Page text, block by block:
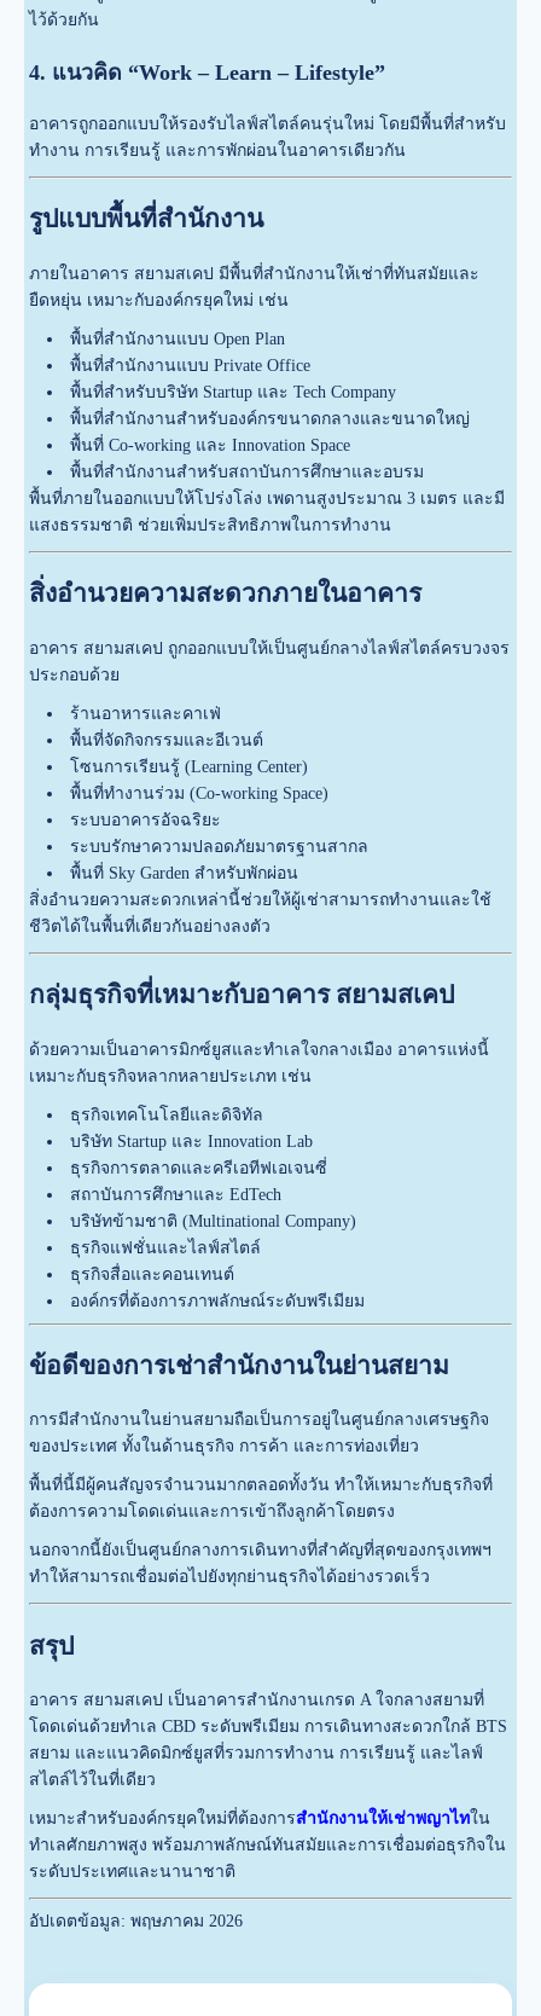
ไว้ด้วยกัน
4. แนวคิด “Work – Learn – Lifestyle”
อาคารถูกออกแบบให้รองรับไลฟ์สไตล์คนรุ่นใหม่ โดยมีพื้นที่สำหรับ
ทำงาน การเรียนรู้ และการพักผ่อนในอาคารเดียวกัน
รูปแบบพื้นที่สำนักงาน
ภายในอาคาร สยามสเคป มีพื้นที่สำนักงานให้เช่าที่ทันสมัยและ
ยืดหยุ่น เหมาะกับองค์กรยุคใหม่ เช่น
พื้นที่สำนักงานแบบ Open Plan
พื้นที่สำนักงานแบบ Private Office
พื้นที่สำหรับบริษัท Startup และ Tech Company
พื้นที่สำนักงานสำหรับองค์กรขนาดกลางและขนาดใหญ่
พื้นที่ Co-working และ Innovation Space
พื้นที่สำนักงานสำหรับสถาบันการศึกษาและอบรม
พื้นที่ภายในออกแบบให้โปร่งโล่ง เพดานสูงประมาณ 3 เมตร และมี
แสงธรรมชาติ ช่วยเพิ่มประสิทธิภาพในการทำงาน
สิ่งอำนวยความสะดวกภายในอาคาร
อาคาร สยามสเคป ถูกออกแบบให้เป็นศูนย์กลางไลฟ์สไตล์ครบวงจร
ประกอบด้วย
ร้านอาหารและคาเฟ่
พื้นที่จัดกิจกรรมและอีเวนต์
โซนการเรียนรู้ (Learning Center)
พื้นที่ทำงานร่วม (Co-working Space)
ระบบอาคารอัจฉริยะ
ระบบรักษาความปลอดภัยมาตรฐานสากล
พื้นที่ Sky Garden สำหรับพักผ่อน
สิ่งอำนวยความสะดวกเหล่านี้ช่วยให้ผู้เช่าสามารถทำงานและใช้
ชีวิตได้ในพื้นที่เดียวกันอย่างลงตัว
กลุ่มธุรกิจที่เหมาะกับอาคาร สยามสเคป
ด้วยความเป็นอาคารมิกซ์ยูสและทำเลใจกลางเมือง อาคารแห่งนี้
เหมาะกับธุรกิจหลากหลายประเภท เช่น
ธุรกิจเทคโนโลยีและดิจิทัล
บริษัท Startup และ Innovation Lab
ธุรกิจการตลาดและครีเอทีฟเอเจนซี่
สถาบันการศึกษาและ EdTech
บริษัทข้ามชาติ (Multinational Company)
ธุรกิจแฟชั่นและไลฟ์สไตล์
ธุรกิจสื่อและคอนเทนต์
องค์กรที่ต้องการภาพลักษณ์ระดับพรีเมียม
ข้อดีของการเช่าสำนักงานในย่านสยาม
การมีสำนักงานในย่านสยามถือเป็นการอยู่ในศูนย์กลางเศรษฐกิจ
ของประเทศ ทั้งในด้านธุรกิจ การค้า และการท่องเที่ยว
พื้นที่นี้มีผู้คนสัญจรจำนวนมากตลอดทั้งวัน ทำให้เหมาะกับธุรกิจที่
ต้องการความโดดเด่นและการเข้าถึงลูกค้าโดยตรง
นอกจากนี้ยังเป็นศูนย์กลางการเดินทางที่สำคัญที่สุดของกรุงเทพฯ
ทำให้สามารถเชื่อมต่อไปยังทุกย่านธุรกิจได้อย่างรวดเร็ว
สรุป
อาคาร สยามสเคป เป็นอาคารสำนักงานเกรด A ใจกลางสยามที่
โดดเด่นด้วยทำเล CBD ระดับพรีเมียม การเดินทางสะดวกใกล้ BTS
สยาม และแนวคิดมิกซ์ยูสที่รวมการทำงาน การเรียนรู้ และไลฟ์
สไตล์ไว้ในที่เดียว
เหมาะสำหรับองค์กรยุคใหม่ที่ต้องการสำนักงานให้เช่าพญาไทใน
ทำเลศักยภาพสูง พร้อมภาพลักษณ์ทันสมัยและการเชื่อมต่อธุรกิจใน
ระดับประเทศและนานาชาติ
อัปเดตข้อมูล: พฤษภาคม 2026